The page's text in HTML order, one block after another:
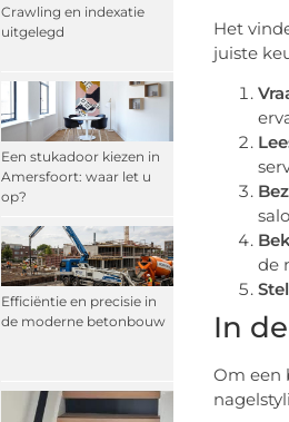
Crawling en indexatie
uitgelegd
Een stukadoor kiezen in
Amersfoort: waar let u
op?
Efficiëntie en precisie in
de moderne betonbouw
Het
juiste
de
In
Om een